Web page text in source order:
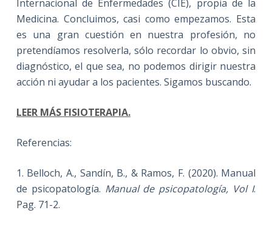
Internacional de Enfermedades (CIE), propia de la
Medicina. Concluimos, casi como empezamos. Esta
es una gran cuestión en nuestra profesión, no
pretendíamos resolverla, sólo recordar lo obvio, sin
diagnóstico, el que sea, no podemos dirigir nuestra
acción ni ayudar a los pacientes. Sigamos buscando.
LEER MÁS FISIOTERAPIA.
Referencias:
1. Belloch, A., Sandín, B., & Ramos, F. (2020). Manual
de psicopatología. Manual de psicopatología, Vol I.
Pag. 71-2.